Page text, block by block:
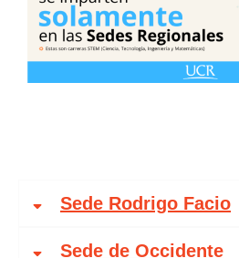
Sede Rodrigo Facio
Sede de Occidente